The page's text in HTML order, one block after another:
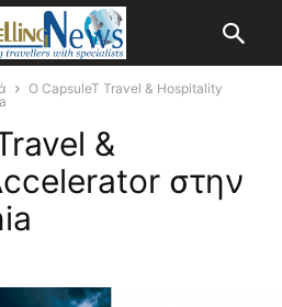
Ο CapsuleT Travel & Hospitality
&
στην